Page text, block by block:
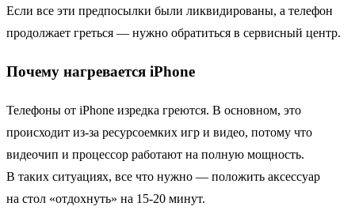
Если все эти предпосылки были ликвидированы, а телефон
продолжает греться — нужно обратиться в сервисный центр.
Почему нагревается iPhone
Телефоны от iPhone изредка греются. В основном, это
происходит из-за ресурсоемких игр и видео, потому что
видеочип и процессор работают на полную мощность.
В таких ситуациях, все что нужно — положить аксессуар
на стол «отдохнуть» на 15-20 минут.